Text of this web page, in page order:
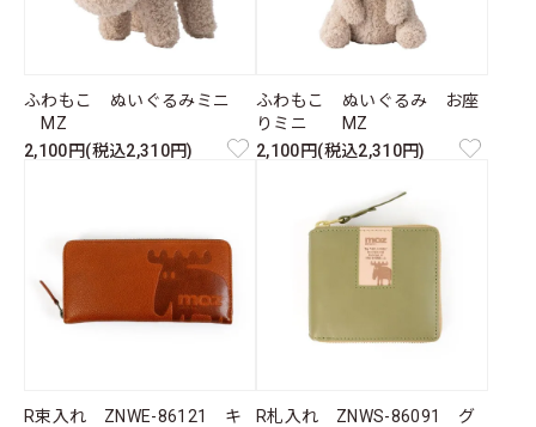
ふわもこ ぬいぐるみミニ
MZ
2,100円(税込2,310円)
ふわもこ ぬいぐるみ お座
りミニ MZ
2,100円(税込2,310円)
R束入れ ZNWE-86121 キ
R札入れ ZNWS-86091 グ